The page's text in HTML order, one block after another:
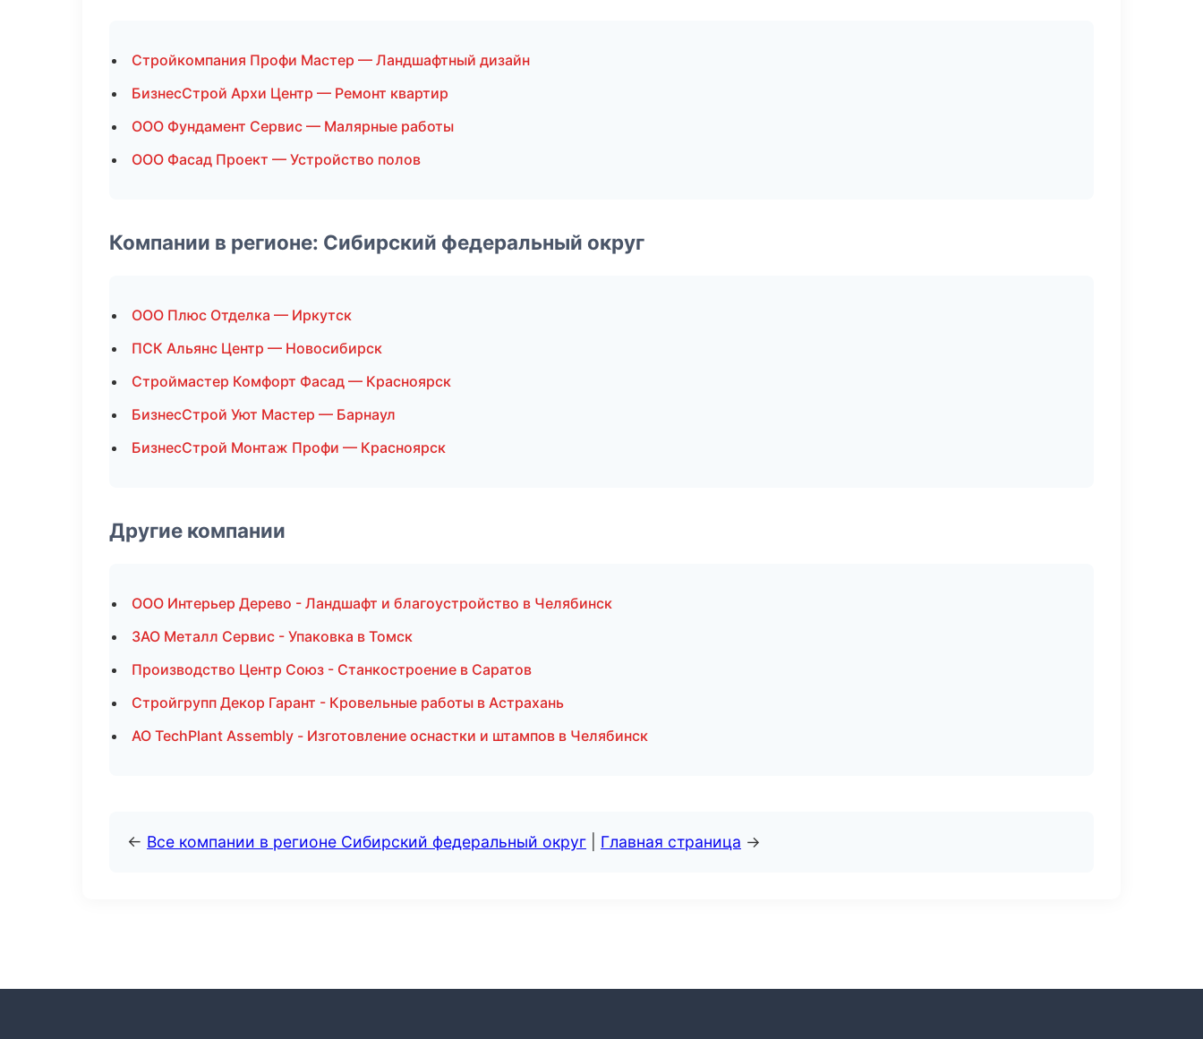
Стройкомпания Профи Мастер — Ландшафтный дизайн
БизнесСтрой Архи Центр — Ремонт квартир
ООО Фундамент Сервис — Малярные работы
ООО Фасад Проект — Устройство полов
Компании в регионе: Сибирский федеральный округ
ООО Плюс Отделка — Иркутск
ПСК Альянс Центр — Новосибирск
Строймастер Комфорт Фасад — Красноярск
БизнесСтрой Уют Мастер — Барнаул
БизнесСтрой Монтаж Профи — Красноярск
Другие компании
ООО Интерьер Дерево - Ландшафт и благоустройство в Челябинск
ЗАО Металл Сервис - Упаковка в Томск
Производство Центр Союз - Станкостроение в Саратов
Стройгрупп Декор Гарант - Кровельные работы в Астрахань
АО TechPlant Assembly - Изготовление оснастки и штампов в Челябинск
← Все компании в регионе Сибирский федеральный округ Главная страница →